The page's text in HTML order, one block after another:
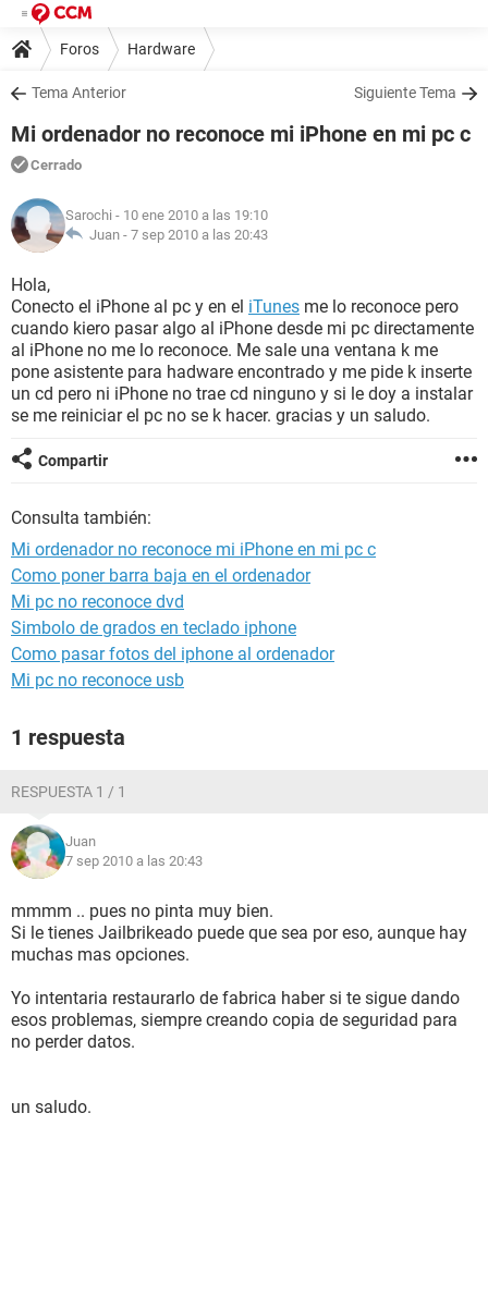
Foros Hardware
Tema Anterior Siguiente Tema
Mi ordenador no reconoce mi iPhone en mi pc c
Cerrado
Sarochi - 10 ene 2010 a las 19:10
Juan - 7 sep 2010 a las 20:43
Hola,
Conecto el iPhone al pc y en el iTunes me lo reconoce pero
cuando kiero pasar algo al iPhone desde mi pc directamente
al iPhone no me lo reconoce. Me sale una ventana k me
pone asistente para hadware encontrado y me pide k inserte
un cd pero ni iPhone no trae cd ninguno y si le doy a instalar
se me reiniciar el pc no se k hacer. gracias y un saludo.
Compartir
Consulta también:
Mi ordenador no reconoce mi iPhone en mi pc c
Como poner barra baja en el ordenador
Mi pc no reconoce dvd
Simbolo de grados en teclado iphone
Como pasar fotos del iphone al ordenador
Mi pc no reconoce usb
1 respuesta
RESPUESTA 1 / 1
Juan
7 sep 2010 a las 20:43
mmmm .. pues no pinta muy bien.
Si le tienes Jailbrikeado puede que sea por eso, aunque hay
muchas mas opciones.
Yo intentaria restaurarlo de fabrica haber si te sigue dando
esos problemas, siempre creando copia de seguridad para
no perder datos.
un saludo.